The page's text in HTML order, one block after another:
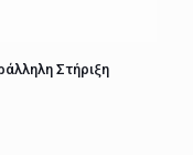
Στήριξη